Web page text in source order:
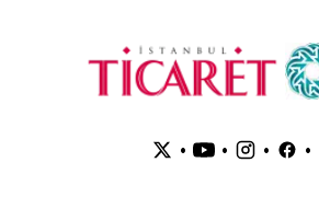
• • • •